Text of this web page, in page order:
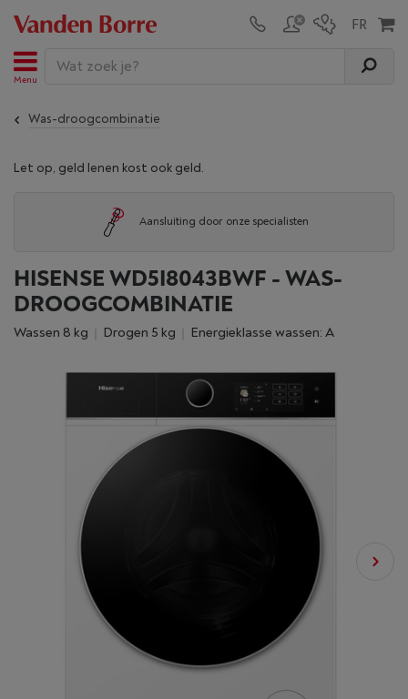
Menu
Was-droogcombinatie
Let op, geld lenen kost ook geld.
Aansluiting door onze specialisten
HISENSE WD5I8043BWF - WAS-
DROOGCOMBINATIE
Wassen 8 kg Drogen 5 kg Energieklasse wassen: A